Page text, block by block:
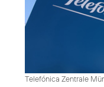
Telefónica Zentrale